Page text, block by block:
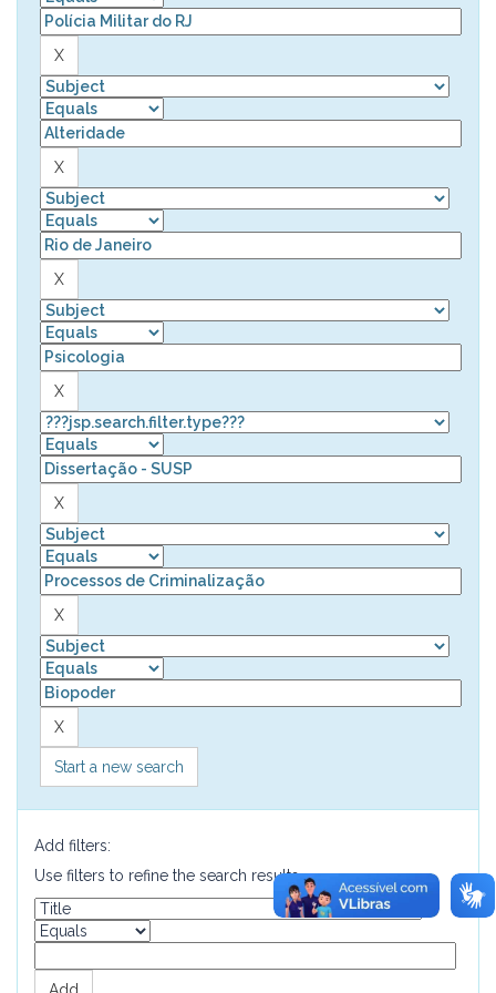
Start a new search
Add filters:
Use filters to refine the search results.